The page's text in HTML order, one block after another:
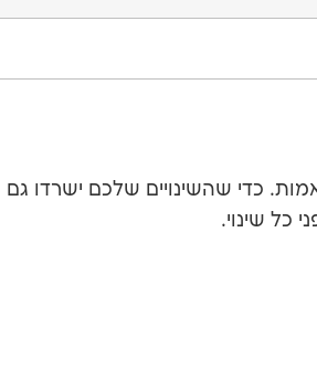
כדי שהשינויים שלכם ישרדו גם
כל שינוי.